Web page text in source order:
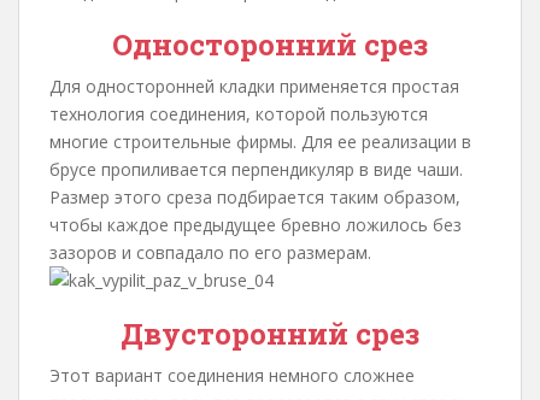
Односторонний срез
Для односторонней кладки применяется простая
технология соединения, которой пользуются
многие строительные фирмы. Для ее реализации в
брусе пропиливается перпендикуляр в виде чаши.
Размер этого среза подбирается таким образом,
чтобы каждое предыдущее бревно ложилось без
зазоров и совпадало по его размерам.
Двусторонний срез
Этот вариант соединения немного сложнее